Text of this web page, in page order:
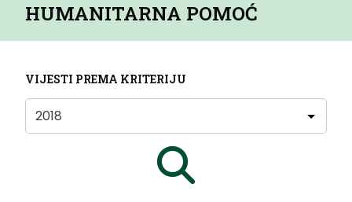
HUMANITARNA POMOĆ
VIJESTI PREMA KRITERIJU